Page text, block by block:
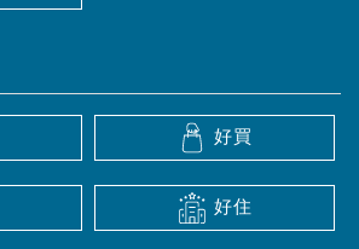
好買
好住